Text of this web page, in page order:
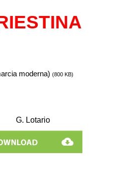
moderna) (800 KB)
G. Lotario